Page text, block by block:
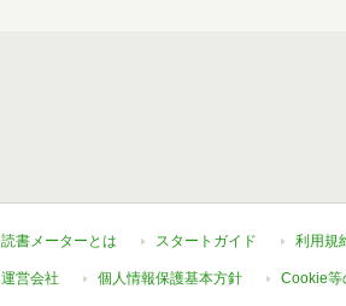
読書メーターとは スタートガイド 利用規
運営会社 個人情報保護基本方針 Cookie等